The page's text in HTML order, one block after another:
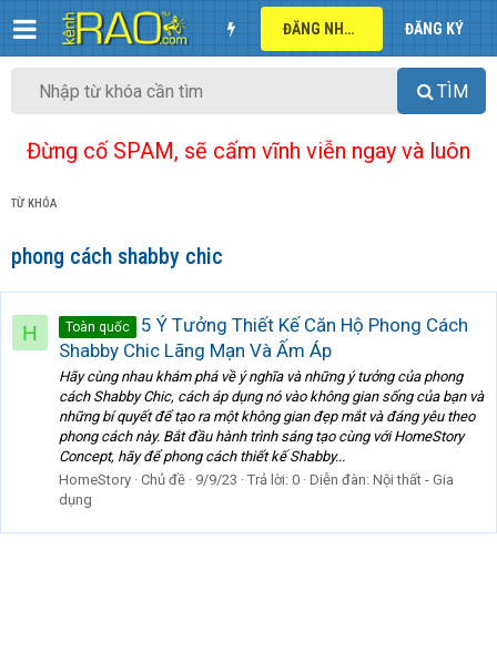
ĐĂNG NHẬP ĐĂNG KÝ
TÌM
Đừng cố SPAM, sẽ cấm vĩnh viễn ngay và luôn
TỪ KHÓA
phong cách shabby chic
H Toàn quốc
5 Ý Tưởng Thiết Kế Căn Hộ Phong Cách
Shabby Chic Lãng Mạn Và Ấm Áp
Hãy cùng nhau khám phá về ý nghĩa và những ý tưởng của phong
cách Shabby Chic, cách áp dụng nó vào không gian sống của bạn và
những bí quyết để tạo ra một không gian đẹp mắt và đáng yêu theo
phong cách này. Bắt đầu hành trình sáng tạo cùng với HomeStory
Concept, hãy để phong cách thiết kế Shabby...
HomeStory Chủ đề 9/9/23 Trả lời: 0 Diễn đàn: Nội thất - Gia
dụng